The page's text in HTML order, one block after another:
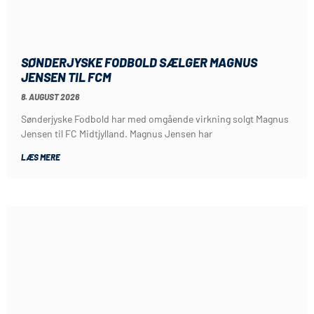
SØNDERJYSKE FODBOLD SÆLGER MAGNUS
JENSEN TIL FCM
8. AUGUST 2026
Sønderjyske Fodbold har med omgående virkning solgt Magnus
Jensen til FC Midtjylland. Magnus Jensen har
LÆS MERE